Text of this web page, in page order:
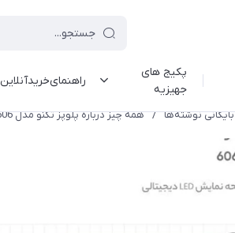
پکیج های
جهیزیه
راهنمای‌خرید‌آنلاین
بایگانی نوشته‌ها / همه چیز درباره پلوپز تکنو مدل TE-606؛ چندکاره برای پخت انواع غذا